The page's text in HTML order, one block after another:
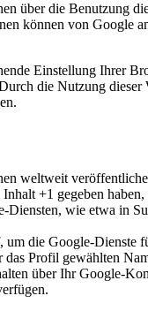
über die Benutzung
können von Google
Einstellung Ihrer
die Nutzung
weltweit
+1 gegeben
wie etwa in
die Google-Dienste
Profil gewählten
über Ihr Google-